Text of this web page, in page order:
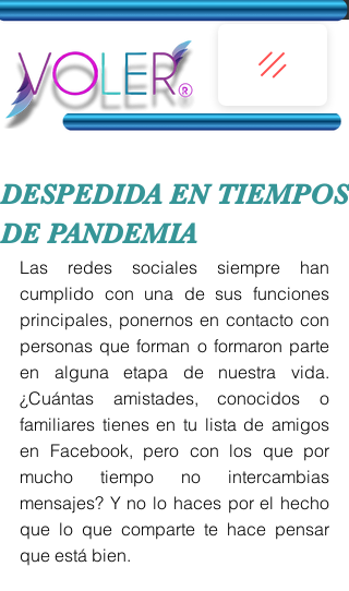
DESPEDIDA EN TIEMPOS
DE PANDEMIA
Las redes sociales siempre han
cumplido con una de sus funciones
principales, ponernos en contacto con
personas que forman o formaron parte
en alguna etapa de nuestra vida.
¿Cuántas amistades, conocidos o
familiares tienes en tu lista de amigos
en Facebook, pero con los que por
mucho tiempo no intercambias
mensajes? Y no lo haces por el hecho
que lo que comparte te hace pensar
que está bien.